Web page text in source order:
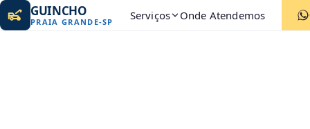
GUINCHO
PRAIA GRANDE-SP Serviços Onde Atendemos